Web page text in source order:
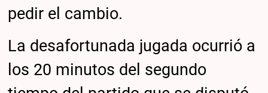
pedir el cambio.
La desafortunada jugada ocurrió a
los 20 minutos del segundo